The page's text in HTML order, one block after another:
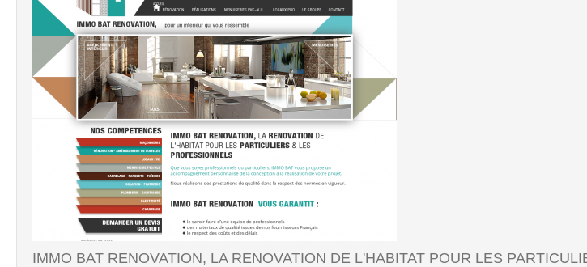
IMMO BAT RENOVATION, LA RENOVATION DE L'HABITAT POUR LES